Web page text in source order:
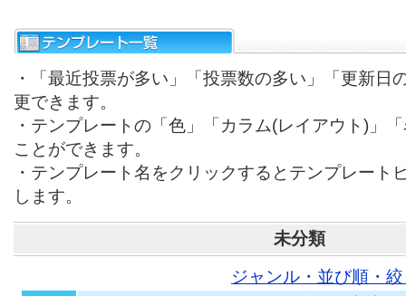
・「最近投票が多い」「投票数の多い」「更新日
更できます。
・テンプレートの「色」「カラム(レイアウト)」
ことができます。
・テンプレート名をクリックするとテンプレート
します。
未分類
ジャンル・並び順・